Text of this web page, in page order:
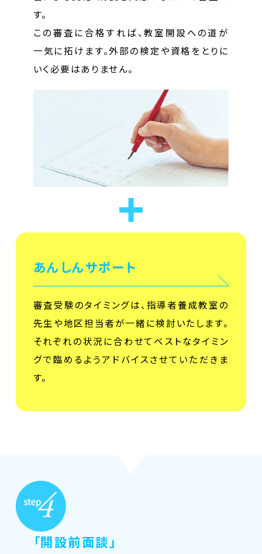
す。
この審査に合格すれば、教室開設への道が
一気に拓けます。外部の検定や資格をとりに
いく必要はありません。
あんしんサポート
審査受験のタイミングは、指導者養成教室の
先生や地区担当者が一緒に検討いたします。
それぞれの状況に合わせてベストなタイミン
グで臨めるようアドバイスさせていただきま
す。
「開設前面談」